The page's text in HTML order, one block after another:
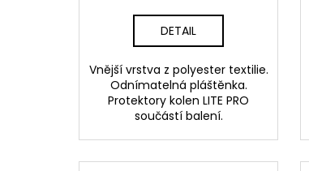
DETAIL
Vnější vrstva z polyester textilie.
Odnímatelná pláštěnka.
Protektory kolen LITE PRO
součástí balení.